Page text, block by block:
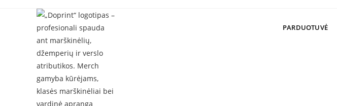
PARDUOTUVĖ